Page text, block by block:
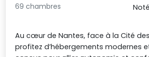
69 chambres
Au cœur de Nantes, face à la Cité
profitez d’hébergements modernes